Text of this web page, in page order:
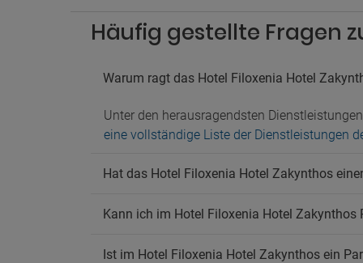
Häufig gestellte Fragen
Warum ragt das Hotel Filoxenia Hotel
Unter den herausragendsten
eine vollständige Liste der Dienstleistungen
Hat das Hotel Filoxenia Hotel Zakynthos
Kann ich im Hotel Filoxenia Hotel Zakynthos
Ist im Hotel Filoxenia Hotel Zakynthos ein